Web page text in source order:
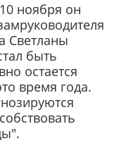
ноября он
Светланы
быть
остается
время года.